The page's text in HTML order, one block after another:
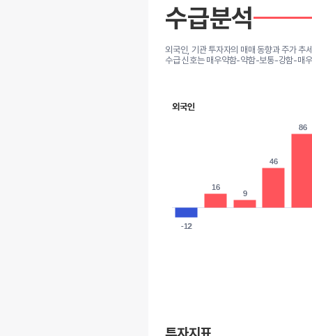
수급분석
외국인, 기관 투자자의 매매 동향과 주가 추
수급 신호는 매우약함-약함-보통-강함-매
외국인
-12
-12
16
16
9
9
46
46
86
86